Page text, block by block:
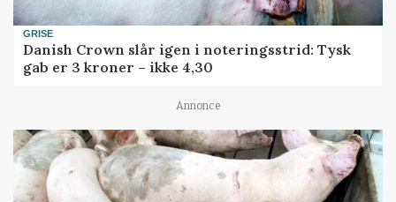
GRISE
Danish Crown slår igen i noteringsstrid: Tysk
gab er 3 kroner – ikke 4,30
Annonce